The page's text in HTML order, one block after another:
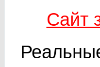
Cайт